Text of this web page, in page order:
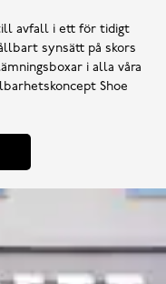
avfall i ett för tidigt
synsätt på skors
i alla våra
Shoe